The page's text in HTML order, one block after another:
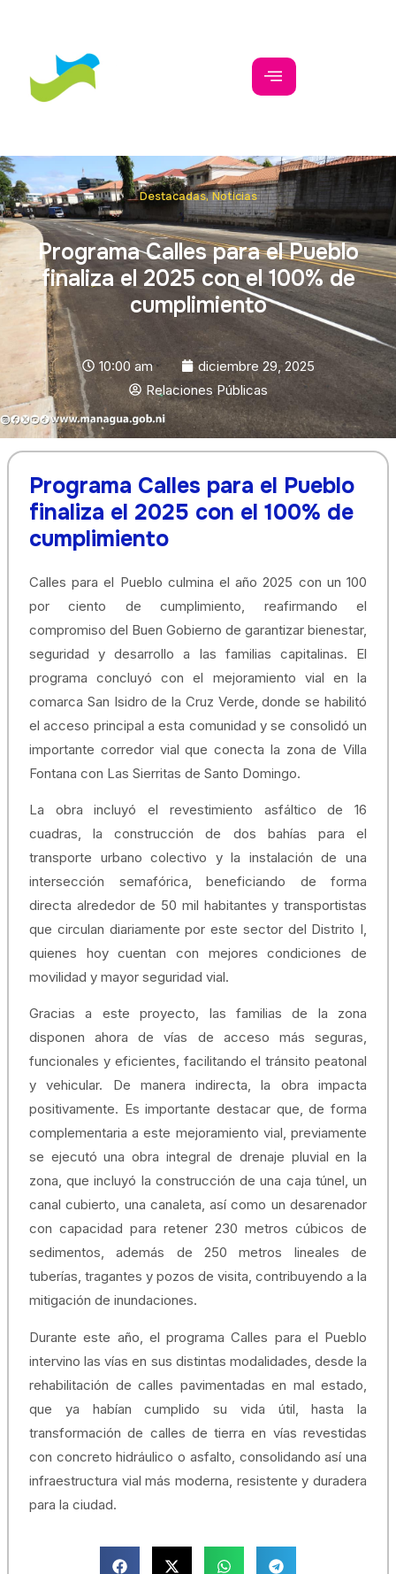
Destacadas,Noticias
Programa Calles para el Pueblo
finaliza el 2025 con el 100% de
cumplimiento
10:00 am
diciembre 29, 2025
Relaciones Públicas
Programa Calles para el Pueblo
finaliza el 2025 con el 100% de
cumplimiento
Calles para el Pueblo culmina el año 2025 con un 100
por ciento de cumplimiento, reafirmando el
compromiso del Buen Gobierno de garantizar bienestar,
seguridad y desarrollo a las familias capitalinas. El
programa concluyó con el mejoramiento vial en la
comarca San Isidro de la Cruz Verde, donde se habilitó
el acceso principal a esta comunidad y se consolidó un
importante corredor vial que conecta la zona de Villa
Fontana con Las Sierritas de Santo Domingo.
La obra incluyó el revestimiento asfáltico de 16
cuadras, la construcción de dos bahías para el
transporte urbano colectivo y la instalación de una
intersección semafórica, beneficiando de forma
directa alrededor de 50 mil habitantes y transportistas
que circulan diariamente por este sector del Distrito I,
quienes hoy cuentan con mejores condiciones de
movilidad y mayor seguridad vial.
Gracias a este proyecto, las familias de la zona
disponen ahora de vías de acceso más seguras,
funcionales y eficientes, facilitando el tránsito peatonal
y vehicular. De manera indirecta, la obra impacta
positivamente. Es importante destacar que, de forma
complementaria a este mejoramiento vial, previamente
se ejecutó una obra integral de drenaje pluvial en la
zona, que incluyó la construcción de una caja túnel, un
canal cubierto, una canaleta, así como un desarenador
con capacidad para retener 230 metros cúbicos de
sedimentos, además de 250 metros lineales de
tuberías, tragantes y pozos de visita, contribuyendo a la
mitigación de inundaciones.
Durante este año, el programa Calles para el Pueblo
intervino las vías en sus distintas modalidades, desde la
rehabilitación de calles pavimentadas en mal estado,
que ya habían cumplido su vida útil, hasta la
transformación de calles de tierra en vías revestidas
con concreto hidráulico o asfalto, consolidando así una
infraestructura vial más moderna, resistente y duradera
para la ciudad.